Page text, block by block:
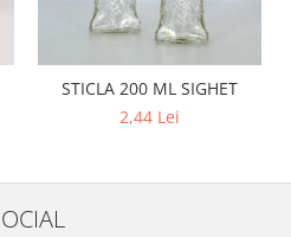
STICLA 200 ML SIGHET
2,44 Lei